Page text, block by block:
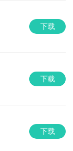
下载
下载
下载